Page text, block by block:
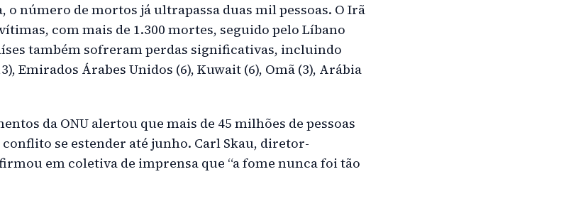
o número de mortos já ultrapassa duas mil pessoas. O Irã
com mais de 1.300 mortes, seguido pelo Líbano
também sofreram perdas significativas, incluindo
Emirados Árabes Unidos (6), Kuwait (6), Omã (3), Arábia
da ONU alertou que mais de 45 milhões de pessoas
se estender até junho. Carl Skau, diretor-
em coletiva de imprensa que “a fome nunca foi tão